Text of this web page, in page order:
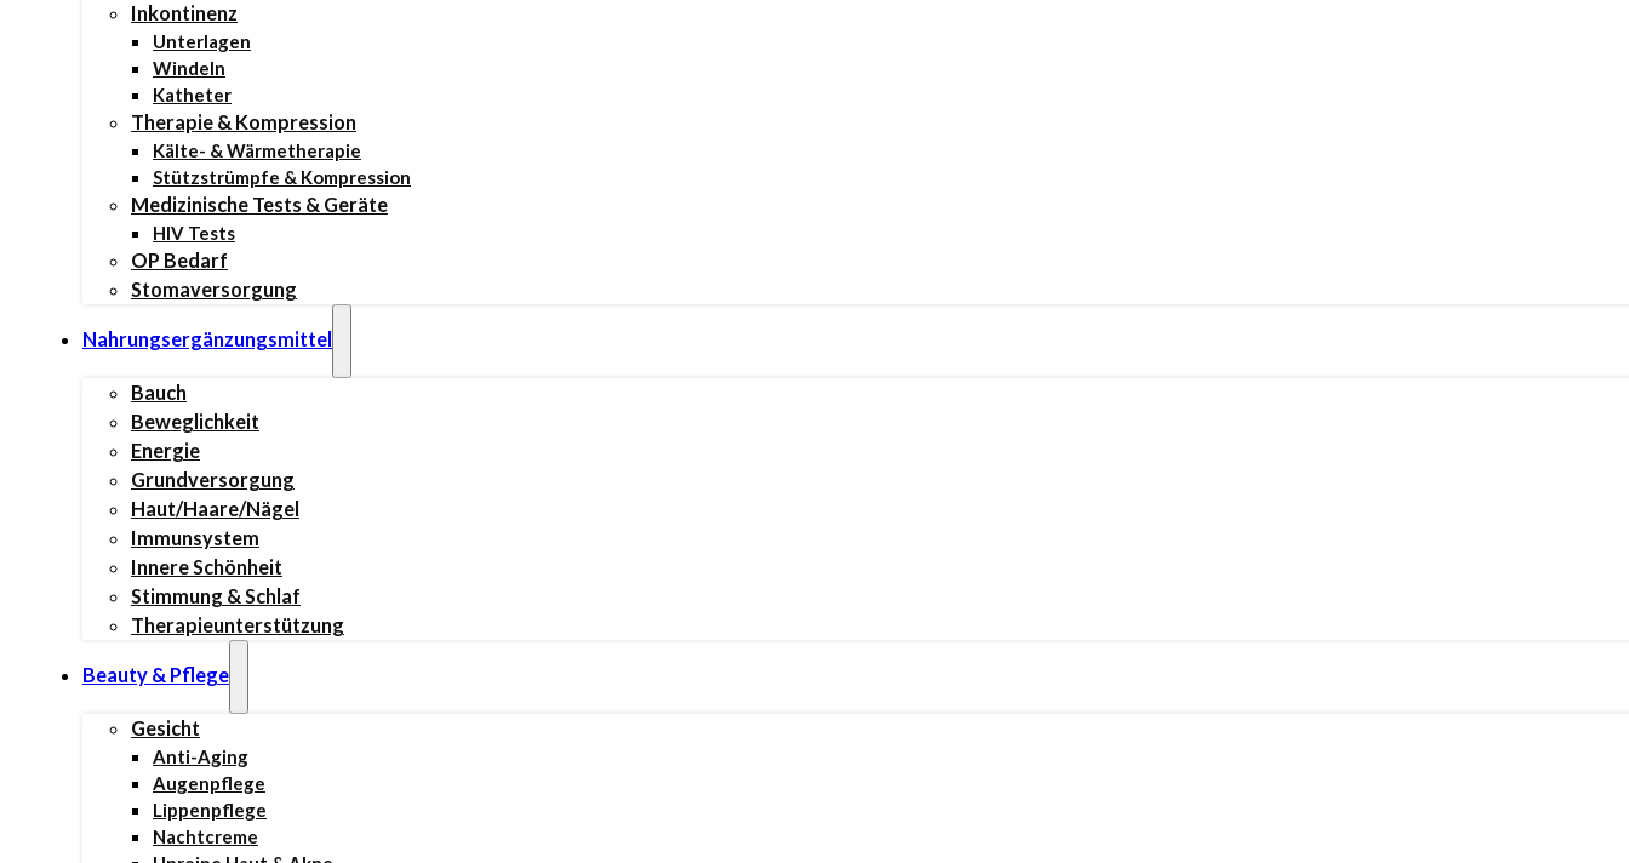
Inkontinenz
Unterlagen
Windeln
Katheter
Therapie & Kompression
Kälte- & Wärmetherapie
Stützstrümpfe & Kompression
Medizinische Tests & Geräte
HIV Tests
OP Bedarf
Stomaversorgung
Nahrungsergänzungsmittel
Bauch
Beweglichkeit
Energie
Grundversorgung
Haut/Haare/Nägel
Immunsystem
Innere Schönheit
Stimmung & Schlaf
Therapieunterstützung
Beauty & Pflege
Gesicht
Anti-Aging
Augenpflege
Lippenpflege
Nachtcreme